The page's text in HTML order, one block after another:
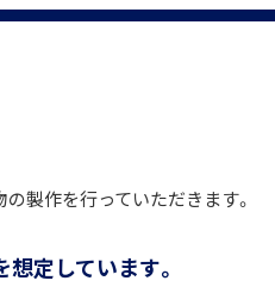
製作を行っていただきます。
定しています。